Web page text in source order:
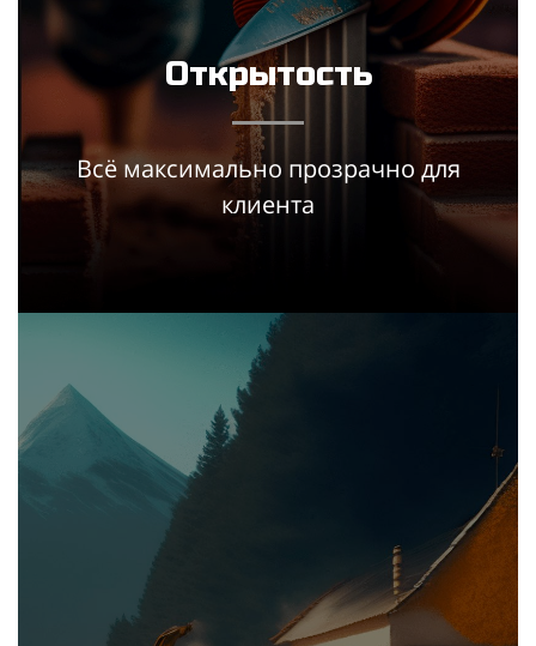
Открытость
Всё максимально прозрачно для
клиента